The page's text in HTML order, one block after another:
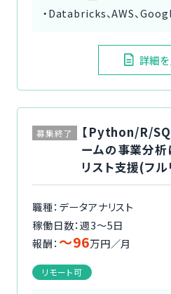
・Databricks、AWS、
詳細
募集終了
【Python/R/
ームの事業分析
リスト支援(フ
職種：データアナリスト
稼働日数：週3〜5日
報酬： 〜96万円／月
リモート可